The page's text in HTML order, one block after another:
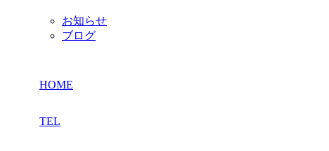
お知らせ
ブログ
HOME
TEL